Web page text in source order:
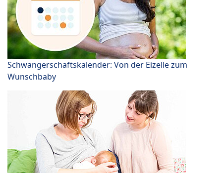
Schwangerschaftskalender: Von der Eizelle zum
Wunschbaby